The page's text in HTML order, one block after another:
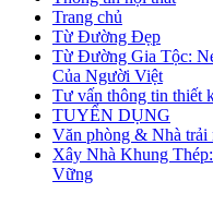
Trang chủ
Từ Đường Đẹp
Từ Đường Gia Tộc:
Của Người Việt
Tư vấn thông tin thiết
TUYỂN DỤNG
Văn phòng & Nhà trải
Xây Nhà Khung
Vững